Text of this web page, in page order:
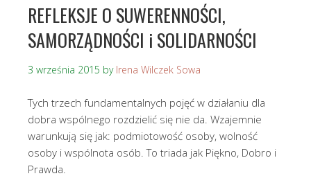
REFLEKSJE O SUWERENNOŚCI,
SAMORZĄDNOŚCI i SOLIDARNOŚCI
3 września 2015 by Irena Wilczek Sowa
Tych trzech fundamentalnych pojęć w działaniu dla
dobra wspólnego rozdzielić się nie da. Wzajemnie
warunkują się jak: podmiotowość osoby, wolność
osoby i wspólnota osób. To triada jak Piękno, Dobro i
Prawda.